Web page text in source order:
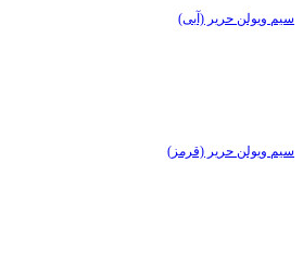
سیم ویولن حریر (آبی)
سیم ویولن حریر (قرمز)